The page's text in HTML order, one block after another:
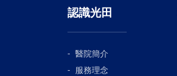
認識光田
醫院簡介
服務理念